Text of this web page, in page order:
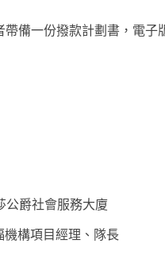
帶備一份撥款計劃書，電
公爵社會服務大廈
構項目經理、隊長